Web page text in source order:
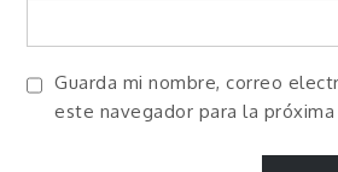
Guarda mi nombre, correo
este navegador para la